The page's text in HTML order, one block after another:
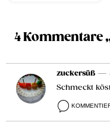
4 Kommentare
zuckersüß —
Schmeckt